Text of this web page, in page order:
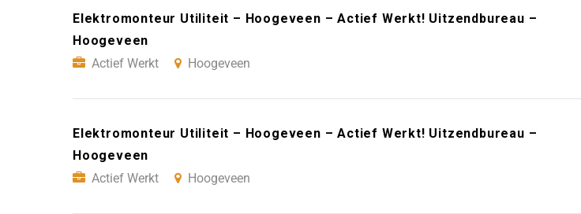
Elektromonteur Utiliteit – Hoogeveen – Actief Werkt! Uitzendbureau –
Hoogeveen
Actief Werkt
Hoogeveen
Elektromonteur Utiliteit – Hoogeveen – Actief Werkt! Uitzendbureau –
Hoogeveen
Actief Werkt
Hoogeveen